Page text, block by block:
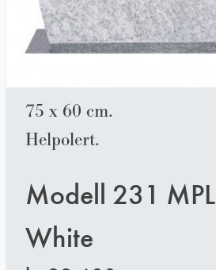
75 x 60 cm.
Helpolert.
Modell 231 MPL
White